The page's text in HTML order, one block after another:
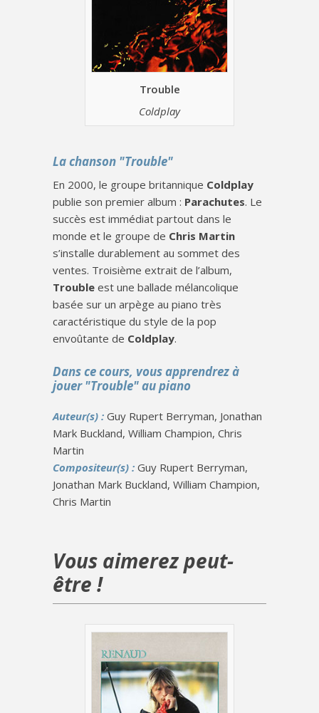
Trouble
Coldplay
La chanson "Trouble"
En 2000, le groupe britannique Coldplay
publie son premier album : Parachutes. Le
succès est immédiat partout dans le
monde et le groupe de Chris Martin
s’installe durablement au sommet des
ventes. Troisième extrait de l’album,
Trouble est une ballade mélancolique
basée sur un arpège au piano très
caractéristique du style de la pop
envoûtante de Coldplay.
Dans ce cours, vous apprendrez à
jouer "Trouble" au piano
Auteur(s) : Guy Rupert Berryman, Jonathan
Mark Buckland, William Champion, Chris
Martin
Compositeur(s) : Guy Rupert Berryman,
Jonathan Mark Buckland, William Champion,
Chris Martin
Vous aimerez peut-
être !